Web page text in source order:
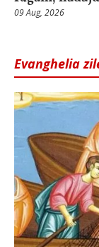
09 Aug, 2026
Evanghelia